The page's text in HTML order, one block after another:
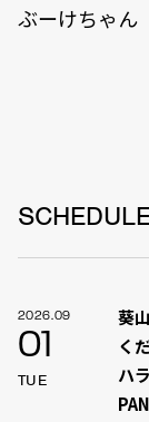
ぶーけちゃん
2026.09
01
TUE
葵
く
ハ